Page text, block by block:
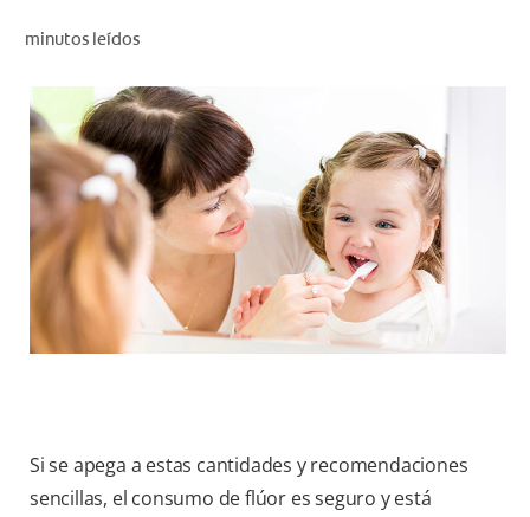
PROMOCIONES
CR (ES)
SUSCRÍBASE
minutos leídos
Si se apega a estas cantidades y recomendaciones
sencillas, el consumo de flúor es seguro y está